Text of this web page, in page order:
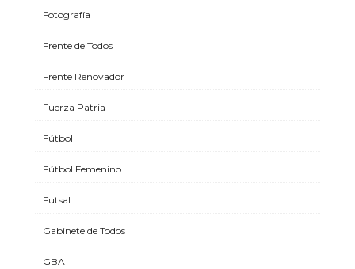
Fotografía
Frente de Todos
Frente Renovador
Fuerza Patria
Fútbol
Fútbol Femenino
Futsal
Gabinete de Todos
GBA